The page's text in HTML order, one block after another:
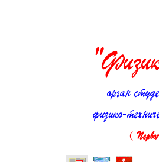
орган
физико-
(